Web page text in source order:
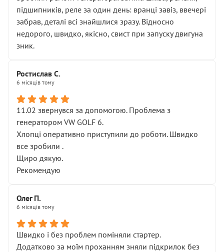
підшипників, реле за один день: вранці завіз, ввечері
забрав, деталі всі знайшлися зразу. Відносно
недорого, швидко, якісно, свист при запуску двигуна
зник.
Ростислав С.
6 місяців тому
11.02 звернувся за допомогою. Проблема з
генератором VW GOLF 6.
Хлопці оперативно приступили до роботи. Швидко
все зробили .
Щиро дякую.
Рекомендую
Олег П.
6 місяців тому
Швидко і без проблем поміняли стартер.
Додатково за моїм проханням зняли підкрилок без